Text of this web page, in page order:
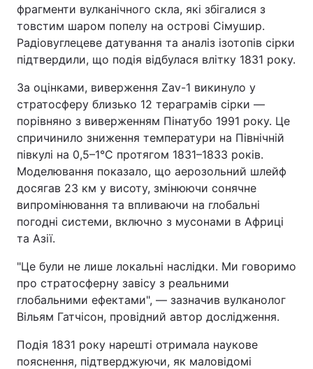
фрагменти вулканічного скла, які збігалися з
товстим шаром попелу на острові Сімушир.
Радіовуглецеве датування та аналіз ізотопів сірки
підтвердили, що подія відбулася влітку 1831 року.
За оцінками, виверження Zav-1 викинуло у
стратосферу близько 12 тераграмів сірки —
порівняно з виверженням Пінатубо 1991 року. Це
спричинило зниження температури на Північній
півкулі на 0,5–1°C протягом 1831–1833 років.
Моделювання показало, що аерозольний шлейф
досягав 23 км у висоту, змінюючи сонячне
випромінювання та впливаючи на глобальні
погодні системи, включно з мусонами в Африці
та Азії.
"Це були не лише локальні наслідки. Ми говоримо
про стратосферну завісу з реальними
глобальними ефектами", — зазначив вулканолог
Вільям Гатчісон, провідний автор дослідження.
Подія 1831 року нарешті отримала наукове
пояснення, підтверджуючи, як маловідомі